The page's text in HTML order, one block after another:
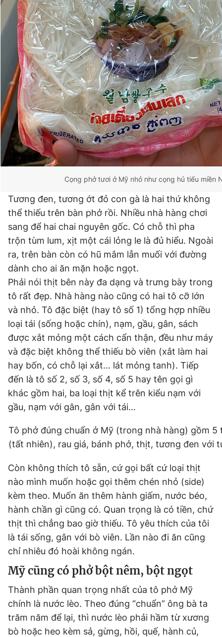
Cọng phở tươi ở Mỹ nhỏ như cọng hủ tiếu miền
Tương đen, tương ớt đỏ con gà là hai thứ không
thể thiếu trên bàn phở rồi. Nhiều nhà hàng chơi
sang để hai chai nguyên gốc. Có chỗ thì pha
trộn tùm lum, xịt một cái lỏng le là đủ hiểu. Ngoài
ra, trên bàn còn có hũ mắm lẫn muối với đường
dành cho ai ăn mặn hoặc ngọt.
Phải nói thịt bên này đa dạng và trưng bày trong
tô rất đẹp. Nhà hàng nào cũng có hai tô cỡ lớn
và nhỏ. Tô đặc biệt (hay tô số 1) tổng hợp nhiều
loại tái (sống hoặc chín), nạm, gầu, gân, sách
được xắt mỏng một cách cẩn thận, đều như máy
và đặc biệt không thể thiếu bò viên (xắt làm hai
hay bốn, có chỗ lại xắt… lát mỏng tanh). Tiếp
đến là tô số 2, số 3, số 4, số 5 hay tên gọi gì
khác gồm hai, ba loại thịt kể trên kiểu nạm với
gầu, nạm với gân, gân với tái…
Tô phở đúng chuẩn ở Mỹ (trong nhà hàng) gồm 5
(tất nhiên), rau giá, bánh phở, thịt, tương đen với
Còn không thích tô sẵn, cứ gọi bất cứ loại thịt
nào mình muốn hoặc gọi thêm chén nhỏ (side)
kèm theo. Muốn ăn thêm hành giấm, nước béo,
hành chần gì cũng có. Quan trọng là có tiền, chứ
thịt thì chẳng bao giờ thiếu. Tô yêu thích của tôi
là tái sống, gân với bò viên. Lần nào đi ăn cũng
chỉ nhiêu đó hoài không ngán.
Mỹ cũng có phở bột nêm, bột ngọt
Thành phần quan trọng nhất của tô phở Mỹ
chính là nước lèo. Theo đúng “chuẩn” ông bà ta
trăm năm để lại, thì nước lèo phải hầm từ xương
bò hoặc heo kèm sả, gừng, hồi, quế, hành củ,